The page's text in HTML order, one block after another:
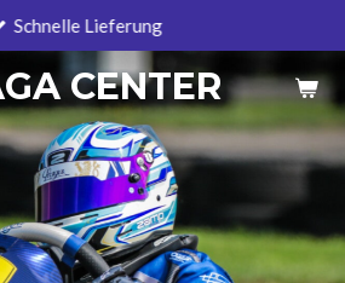
CENTER
Schnelle Lieferung